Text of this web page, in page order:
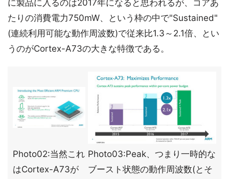
に製品に入るのは2017年になると思われるが、コアあ
たりの消費電力750mW、という枠の中で"Sustained"
(連続利用可能な動作周波数)で従来比1.3～2.1倍、とい
うのがCortex-A73の大きな特徴である。
Photo02:当然これ
はCortex-A73が
Photo03:Peak、つまり一時的な
ブースト状態の動作周波数(とそ